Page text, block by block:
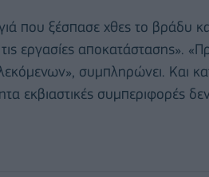
που ξέσπασε χθες το βράδυ
εργασίες αποκατάστασης».
συμπληρώνει. Και
εκβιαστικές συμπεριφορές